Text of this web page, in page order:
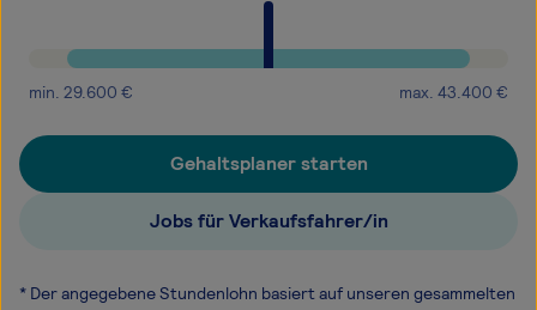
min. 29.600 € max. 43.400 €
Gehaltsplaner starten
Jobs für Verkaufsfahrer/in
* Der angegebene Stundenlohn basiert auf unseren gesammelten